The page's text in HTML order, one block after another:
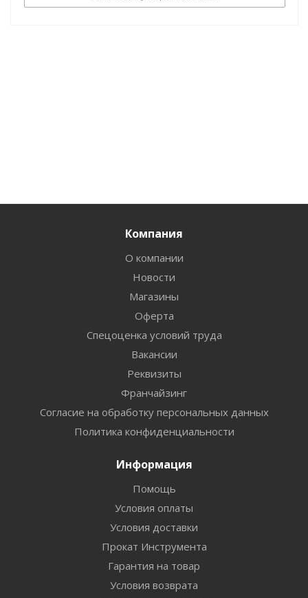
Компания
О компании
Новости
Магазины
Оферта
Спецоценка условий труда
Вакансии
Реквизиты
Франчайзинг
Согласие на обработку персональных данных
Политика конфиденциальности
Информация
Помощь
Условия оплаты
Условия доставки
Прокат Инструмента
Гарантия на товар
Условия возврата